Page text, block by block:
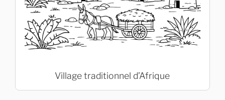
Village traditionnel d’Afrique